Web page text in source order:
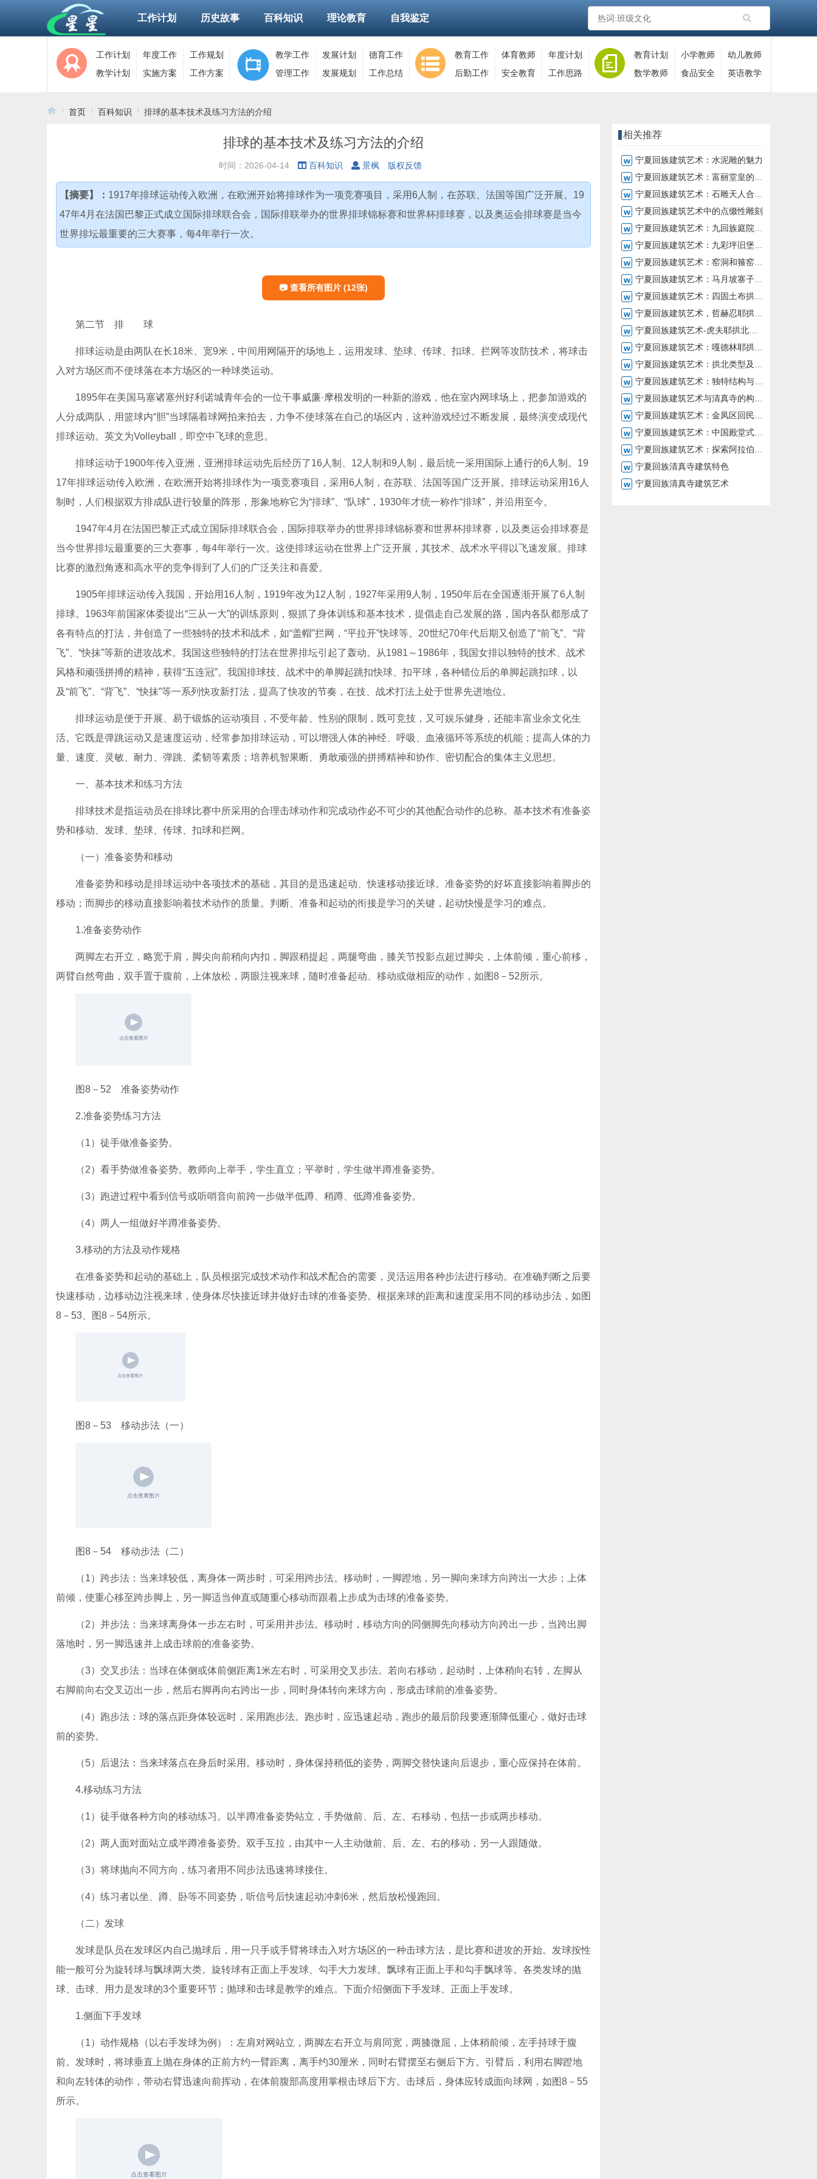
工作计划 历史故事 百科知识 理论教育 自我鉴定
工作计划 年度工作
工作规划
教学计划
实施方案 工作方案
教学工作 发展计划
德育工作
管理工作
发展规划 工作总结
教育工作 体育教师
年度计划
后勤工作
安全教育 工作思路
教育计划 小学教师
幼儿教师
数学教师
食品安全 英语教学
首页 百科知识 排球的基本技术及练习方法的介绍
排球的基本技术及练习方法的介绍
时间：2026-04-14 百科知识 景枫 版权反馈
【摘要】： 1917年排球运动传入欧洲，在欧洲开始将排球作为一项竞赛项目，采用6人制，在苏联、法国等国广泛开展。19
47年4月在法国巴黎正式成立国际排球联合会，国际排联举办的世界排球锦标赛和世界杯排球赛，以及奥运会排球赛是当今
世界排坛最重要的三大赛事，每4年举行一次。
📷 查看所有图片 (12张)
第二节 排 球
排球运动是由两队在长18米、宽9米，中间用网隔开的场地上，运用发球、垫球、传球、扣球、拦网等攻防技术，将球击
入对方场区而不使球落在本方场区的一种球类运动。
1895年在美国马塞诸塞州好利诺城青年会的一位干事威廉·摩根发明的一种新的游戏，他在室内网球场上，把参加游戏的
人分成两队，用篮球内“胆”当球隔着球网拍来拍去，力争不使球落在自己的场区内，这种游戏经过不断发展，最终演变成现代
排球运动。英文为Volleyball，即空中飞球的意思。
排球运动于1900年传入亚洲，亚洲排球运动先后经历了16人制、12人制和9人制，最后统一采用国际上通行的6人制。19
17年排球运动传入欧洲，在欧洲开始将排球作为一项竞赛项目，采用6人制，在苏联、法国等国广泛开展。排球运动采用16人
制时，人们根据双方排成队进行较量的阵形，形象地称它为“排球”、“队球”，1930年才统一称作“排球”，并沿用至今。
1947年4月在法国巴黎正式成立国际排球联合会，国际排联举办的世界排球锦标赛和世界杯排球赛，以及奥运会排球赛是
当今世界排坛最重要的三大赛事，每4年举行一次。这使排球运动在世界上广泛开展，其技术、战术水平得以飞速发展。排球
比赛的激烈角逐和高水平的竞争得到了人们的广泛关注和喜爱。
1905年排球运动传入我国，开始用16人制，1919年改为12人制，1927年采用9人制，1950年后在全国逐渐开展了6人制
排球。1963年前国家体委提出“三从一大”的训练原则，狠抓了身体训练和基本技术，提倡走自己发展的路，国内各队都形成了
各有特点的打法，并创造了一些独特的技术和战术，如“盖帽”拦网，“平拉开”快球等。20世纪70年代后期又创造了“前飞”、“背
飞”、“快抹”等新的进攻战术。我国这些独特的打法在世界排坛引起了轰动。从1981～1986年，我国女排以独特的技术、战术
风格和顽强拼搏的精神，获得“五连冠”。我国排球技、战术中的单脚起跳扣快球、扣平球，各种错位后的单脚起跳扣球，以
及“前飞”、“背飞”、“快抹”等一系列快攻新打法，提高了快攻的节奏，在技、战术打法上处于世界先进地位。
排球运动是便于开展、易于锻炼的运动项目，不受年龄、性别的限制，既可竞技，又可娱乐健身，还能丰富业余文化生
活。它既是弹跳运动又是速度运动，经常参加排球运动，可以增强人体的神经、呼吸、血液循环等系统的机能；提高人体的力
量、速度、灵敏、耐力、弹跳、柔韧等素质；培养机智果断、勇敢顽强的拼搏精神和协作、密切配合的集体主义思想。
一、基本技术和练习方法
排球技术是指运动员在排球比赛中所采用的合理击球动作和完成动作必不可少的其他配合动作的总称。基本技术有准备姿
势和移动、发球、垫球、传球、扣球和拦网。
（一）准备姿势和移动
准备姿势和移动是排球运动中各项技术的基础，其目的是迅速起动、快速移动接近球。准备姿势的好坏直接影响着脚步的
移动；而脚步的移动直接影响着技术动作的质量。判断、准备和起动的衔接是学习的关键，起动快慢是学习的难点。
1.准备姿势动作
两脚左右开立，略宽于肩，脚尖向前稍向内扣，脚跟稍提起，两腿弯曲，膝关节投影点超过脚尖，上体前倾，重心前移，
两臂自然弯曲，双手置于腹前，上体放松，两眼注视来球，随时准备起动、移动或做相应的动作，如图8－52所示。
图8－52 准备姿势动作
2.准备姿势练习方法
（1）徒手做准备姿势。
（2）看手势做准备姿势。教师向上举手，学生直立；平举时，学生做半蹲准备姿势。
（3）跑进过程中看到信号或听哨音向前跨一步做半低蹲、稍蹲、低蹲准备姿势。
（4）两人一组做好半蹲准备姿势。
3.移动的方法及动作规格
在准备姿势和起动的基础上，队员根据完成技术动作和战术配合的需要，灵活运用各种步法进行移动。在准确判断之后要
快速移动，边移动边注视来球，使身体尽快接近球并做好击球的准备姿势。根据来球的距离和速度采用不同的移动步法，如图
8－53、图8－54所示。
图8－53 移动步法（一）
图8－54 移动步法（二）
（1）跨步法：当来球较低，离身体一两步时，可采用跨步法。移动时，一脚蹬地，另一脚向来球方向跨出一大步；上体
前倾，使重心移至跨步脚上，另一脚适当伸直或随重心移动而跟着上步成为击球的准备姿势。
（2）并步法：当来球离身体一步左右时，可采用并步法。移动时，移动方向的同侧脚先向移动方向跨出一步，当跨出脚
落地时，另一脚迅速并上成击球前的准备姿势。
（3）交叉步法：当球在体侧或体前侧距离1米左右时，可采用交叉步法。若向右移动，起动时，上体稍向右转，左脚从
右脚前向右交叉迈出一步，然后右脚再向右跨出一步，同时身体转向来球方向，形成击球前的准备姿势。
（4）跑步法：球的落点距身体较远时，采用跑步法。跑步时，应迅速起动，跑步的最后阶段要逐渐降低重心，做好击球
前的姿势。
（5）后退法：当来球落点在身后时采用。移动时，身体保持稍低的姿势，两脚交替快速向后退步，重心应保持在体前。
4.移动练习方法
（1）徒手做各种方向的移动练习。以半蹲准备姿势站立，手势做前、后、左、右移动，包括一步或两步移动。
（2）两人面对面站立成半蹲准备姿势。双手互拉，由其中一人主动做前、后、左、右的移动，另一人跟随做。
（3）将球抛向不同方向，练习者用不同步法迅速将球接住。
（4）练习者以坐、蹲、卧等不同姿势，听信号后快速起动冲刺6米，然后放松慢跑回。
（二）发球
发球是队员在发球区内自己抛球后，用一只手或手臂将球击入对方场区的一种击球方法，是比赛和进攻的开始。发球按性
能一般可分为旋转球与飘球两大类。旋转球有正面上手发球、勾手大力发球。飘球有正面上手和勾手飘球等。各类发球的抛
球、击球、用力是发球的3个重要环节；抛球和击球是教学的难点。下面介绍侧面下手发球、正面上手发球。
1.侧面下手发球
（1）动作规格（以右手发球为例）：左肩对网站立，两脚左右开立与肩同宽，两膝微屈，上体稍前倾，左手持球于腹
前。发球时，将球垂直上抛在身体的正前方约一臂距离，离手约30厘米，同时右臂摆至右侧后下方。引臂后，利用右脚蹬地
和向左转体的动作，带动右臂迅速向前挥动，在体前腹部高度用掌根击球后下方。击球后，身体应转成面向球网，如图8－55
所示。
相关推荐
宁夏回族建筑艺术：水泥雕的魅力
宁夏回族建筑艺术：富丽堂皇的三木雕
宁夏回族建筑艺术：石雕天人合一的审美表现
宁夏回族建筑艺术中的点缀性雕刻
宁夏回族建筑艺术：九回族庭院与火炕
宁夏回族建筑艺术：九彩坪旧堡子的历史和修复
宁夏回族建筑艺术：窑洞和箍窑的特点及使用方法
宁夏回族建筑艺术：马月坡寨子的亮噶尔古民居
宁夏回族建筑艺术：四固土布拱北及其传教者所建清真寺
宁夏回族建筑艺术，哲赫忍耶拱北的历史与活动
宁夏回族建筑艺术-虎夫耶拱北的雄伟规模
宁夏回族建筑艺术：嘎德林耶拱北，传统装饰与宗教朝拜之美
宁夏回族建筑艺术：拱北类型及特色
宁夏回族建筑艺术：独特结构与文化融合
宁夏回族建筑艺术与清真寺的构成部分
宁夏回族建筑艺术：金凤区回民公墓清真寺及花园公墓
宁夏回族建筑艺术：中国殿堂式与阿拉伯风格的结合
宁夏回族建筑艺术：探索阿拉伯式清真寺建筑
宁夏回族清真寺建筑特色
宁夏回族清真寺建筑艺术